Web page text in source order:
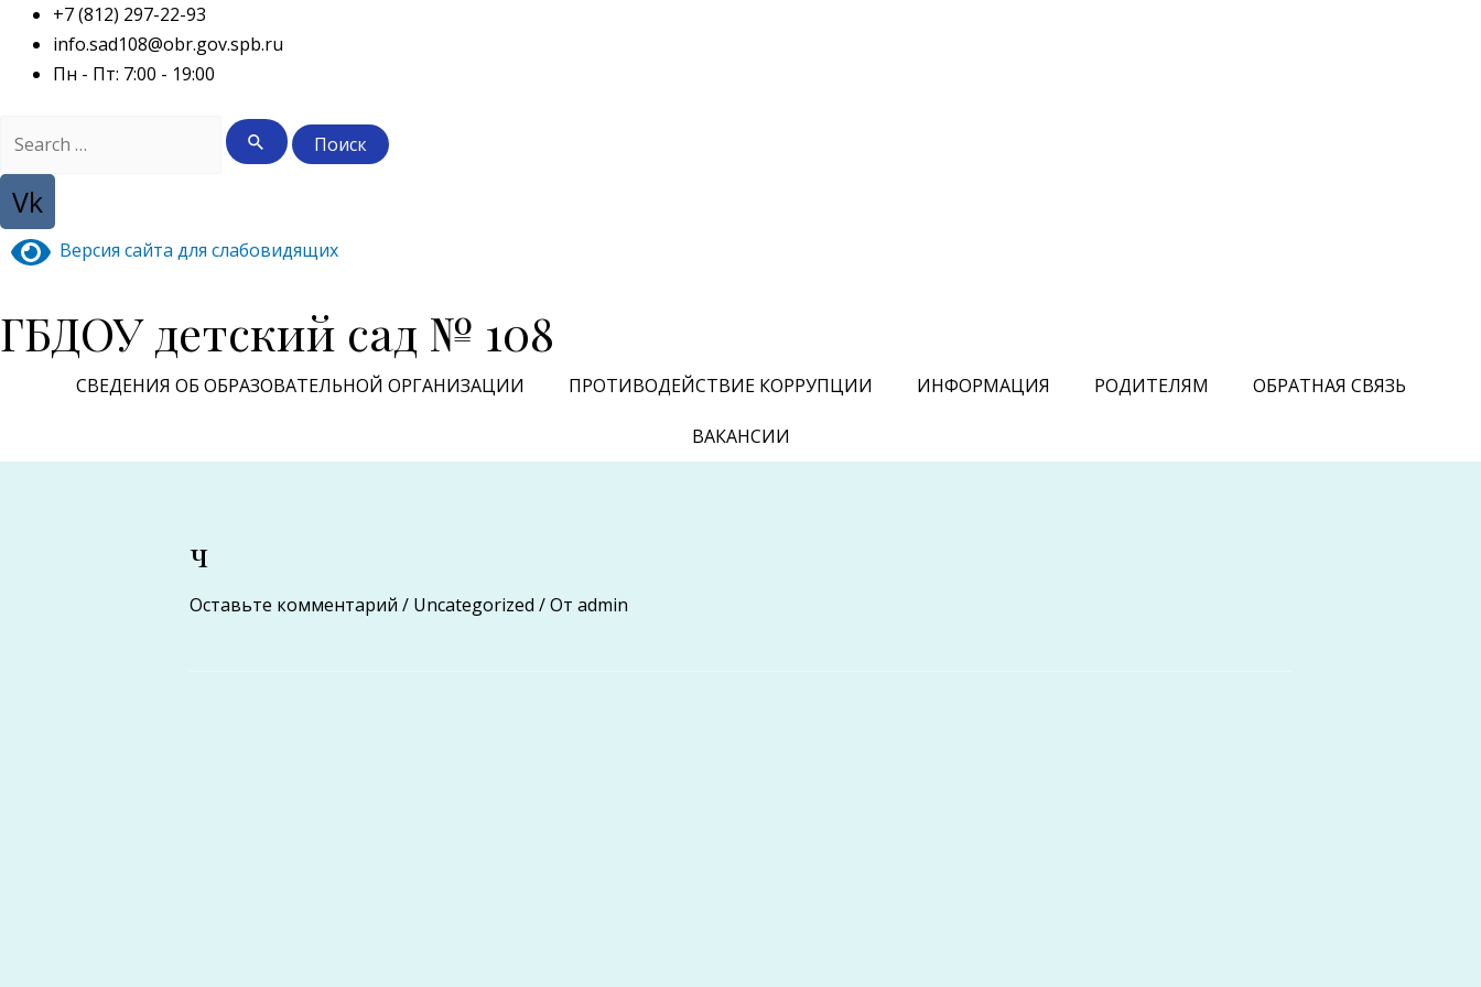
Перейти
содержимому
+7 (812) 297-22-93
info.sad108@obr.gov.spb.ru
Пн - Пт: 7:00 - 19:00
Vk
Версия сайта для слабовидящих
ГБДОУ детский сад № 108
СВЕДЕНИЯ ОБ ОБРАЗОВАТЕЛЬНОЙ ОРГАНИЗАЦИИ ПРОТИВОДЕЙСТВИЕ КОРРУПЦИИ ИНФОРМАЦИЯ РОДИТЕЛЯМ ОБРАТНАЯ СВЯЗЬ
ВАКАНСИИ
ч
Оставьте комментарий / Uncategorized / От admin